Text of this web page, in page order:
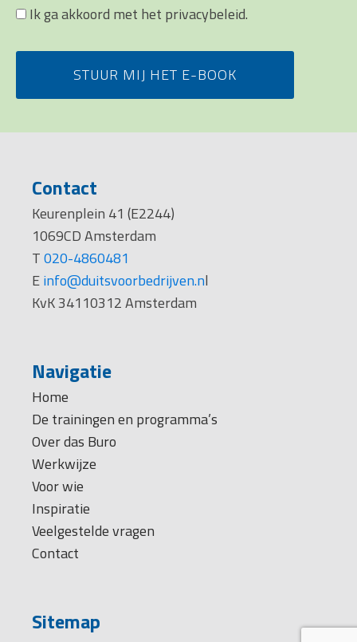
Ik ga akkoord met het privacybeleid.
Contact
Keurenplein 41 (E2244)
1069CD Amsterdam
T020-4860481
Einfo@duitsvoorbedrijven.nl
KvK 34110312 Amsterdam
Navigatie
Home
De trainingen en programma’s
Over das Buro
Werkwijze
Voor wie
Inspiratie
Veelgestelde vragen
Contact
Sitemap